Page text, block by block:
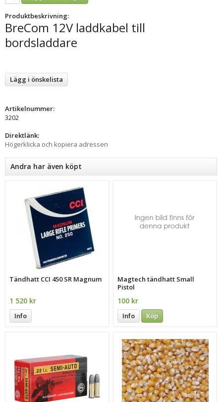
Produktbeskrivning:
BreCom 12V laddkabel till
bordsladdare
Lägg i önskelista
Artikelnummer:
3202
Direktlänk:
Högerklicka och kopiera adressen
Andra har även köpt
Tändhatt CCI 450 SR Magnum
1 520 kr
Info
Magtech tändhatt Small
Pistol
100 kr
Info Köp